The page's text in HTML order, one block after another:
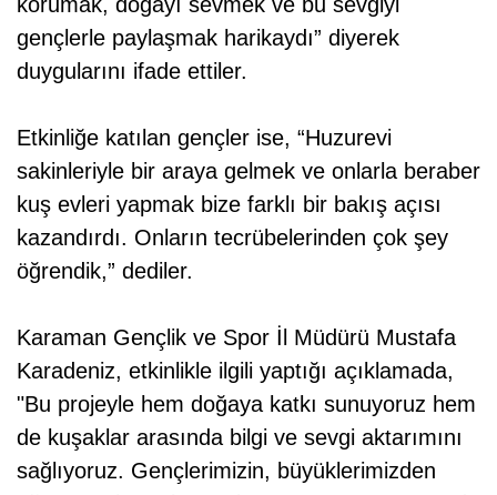
gençlerle paylaşmak harikaydı” diyerek
duygularını ifade ettiler.
Etkinliğe katılan gençler ise, “Huzurevi
sakinleriyle bir araya gelmek ve onlarla beraber
kuş evleri yapmak bize farklı bir bakış açısı
kazandırdı. Onların tecrübelerinden çok şey
öğrendik,” dediler.
Karaman Gençlik ve Spor İl Müdürü Mustafa
Karadeniz, etkinlikle ilgili yaptığı açıklamada,
"Bu projeyle hem doğaya katkı sunuyoruz hem
de kuşaklar arasında bilgi ve sevgi aktarımını
sağlıyoruz. Gençlerimizin, büyüklerimizden